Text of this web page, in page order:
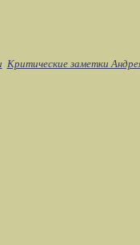
Критические заметки